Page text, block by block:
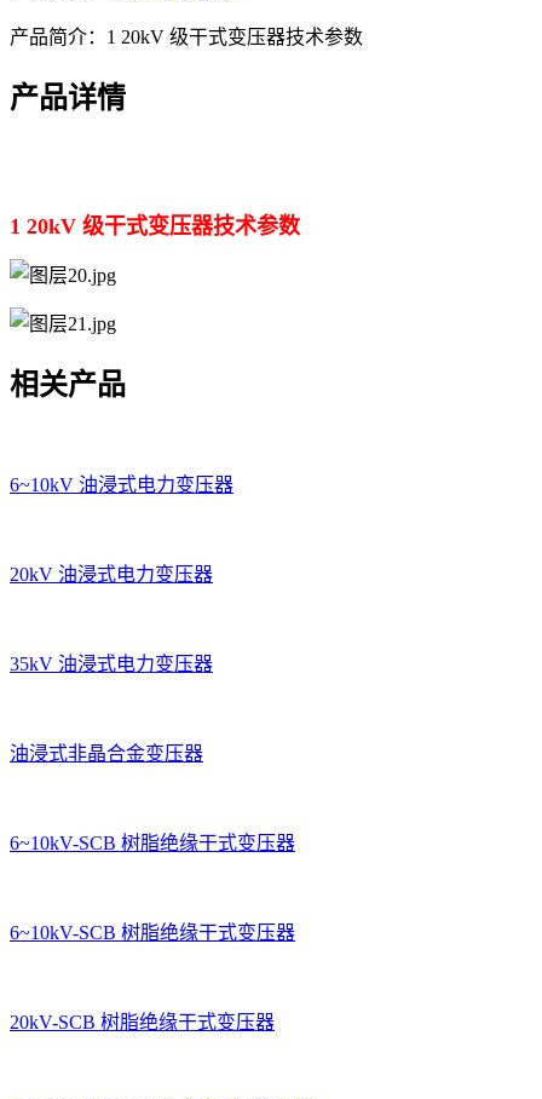
产品简介：1 20kV 级干式变压器技术参数
产品详情
1 20kV 级干式变压器技术参数
相关产品
6~10kV 油浸式电力变压器
20kV 油浸式电力变压器
35kV 油浸式电力变压器
油浸式非晶合金变压器
6~10kV-SCB 树脂绝缘干式变压器
6~10kV-SCB 树脂绝缘干式变压器
20kV-SCB 树脂绝缘干式变压器